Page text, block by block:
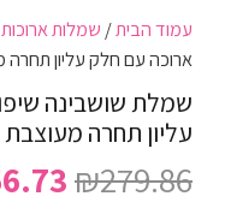
עמוד הבית/ שמלות ארוכות
ארוכה עם חלק עליון
שמלת שושבינה
עליון תחרה
₪279.86